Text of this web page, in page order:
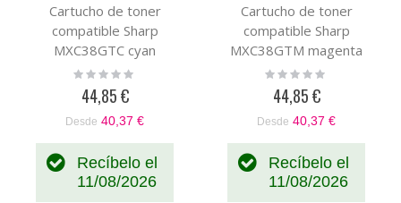
Cartucho de toner
compatible Sharp
MXC38GTC cyan
genérico con el toner
original MX310C
MXC38GTC
Rating:
44,85 €
Desde 40,37 €
Recíbelo el
11/08/2026
Cartucho de toner
compatible Sharp
MXC38GTM magenta
genérico con el toner
original MXC310M
MXC38GTM
Rating:
44,85 €
Desde 40,37 €
Recíbelo el
11/08/2026